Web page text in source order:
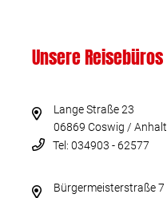
Unsere Reisebüros
Lange Straße 23
06869 Coswig / Anhalt
Tel: 034903 - 62577
Bürgermeisterstraße 7